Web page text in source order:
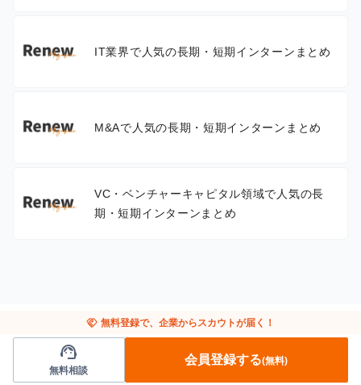
IT業界で人気の長期・短期インターンまとめ
M&Aで人気の長期・短期インターンまとめ
VC・ベンチャーキャピタル領域で人気の長
期・短期インターンまとめ
handshake 無料登録で、企業からスカウトが届く！
support_agent
無料相談
会員登録する(無料)